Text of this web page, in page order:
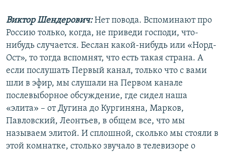
Виктор Шендерович:Нет повода. Вспоминают про
Россию только, когда, не приведи господи, что-
нибудь случается. Беслан какой-нибудь или «Норд-
Ост», то тогда вспомнят, что есть такая страна. А
если послушать Первый канал, только что с вами
шли в эфир, мы слушали на Первом канале
послевыборное обсуждение, где сидел наша
«элита» – от Дугина до Кургиняна, Марков,
Павловский, Леонтьев, в общем все, что мы
называем элитой. И сплошной, сколько мы стояли в
этой комнатке, столько звучало в телевизоре о